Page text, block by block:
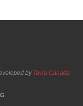
by Tawa Canada